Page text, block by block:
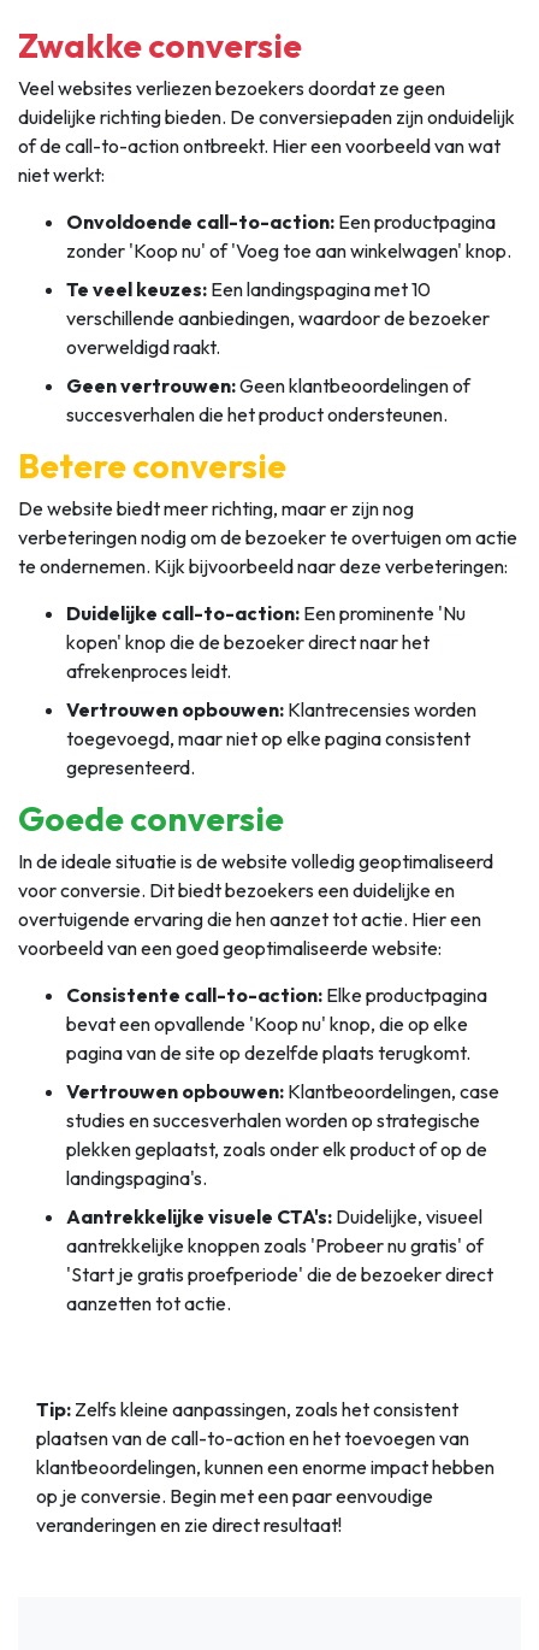
Zwakke conversie
Veel websites verliezen bezoekers doordat ze geen
duidelijke richting bieden. De conversiepaden zijn onduidelijk
of de call-to-action ontbreekt. Hier een voorbeeld van wat
niet werkt:
Onvoldoende call-to-action: Een productpagina
zonder 'Koop nu' of 'Voeg toe aan winkelwagen' knop.
Te veel keuzes: Een landingspagina met 10
verschillende aanbiedingen, waardoor de bezoeker
overweldigd raakt.
Geen vertrouwen:Geen klantbeoordelingen of
succesverhalen die het product ondersteunen.
Betere conversie
De website biedt meer richting, maar er zijn nog
verbeteringen nodig om de bezoeker te overtuigen om actie
te ondernemen. Kijk bijvoorbeeld naar deze verbeteringen:
Duidelijke call-to-action: Een prominente 'Nu
kopen' knop die de bezoeker direct naar het
afrekenproces leidt.
Vertrouwen opbouwen: Klantrecensies worden
toegevoegd, maar niet op elke pagina consistent
gepresenteerd.
Goede conversie
In de ideale situatie is de website volledig geoptimaliseerd
voor conversie. Dit biedt bezoekers een duidelijke en
overtuigende ervaring die hen aanzet tot actie. Hier een
voorbeeld van een goed geoptimaliseerde website:
Consistente call-to-action: Elke productpagina
bevat een opvallende 'Koop nu' knop, die op elke
pagina van de site op dezelfde plaats terugkomt.
Vertrouwen opbouwen: Klantbeoordelingen, case
studies en succesverhalen worden op strategische
plekken geplaatst, zoals onder elk product of op de
landingspagina's.
Aantrekkelijke visuele CTA's: Duidelijke, visueel
aantrekkelijke knoppen zoals 'Probeer nu gratis' of
'Start je gratis proefperiode' die de bezoeker direct
aanzetten tot actie.
Tip: Zelfs kleine aanpassingen, zoals het consistent
plaatsen van de call-to-action en het toevoegen van
klantbeoordelingen, kunnen een enorme impact hebben
op je conversie. Begin met een paar eenvoudige
veranderingen en zie direct resultaat!